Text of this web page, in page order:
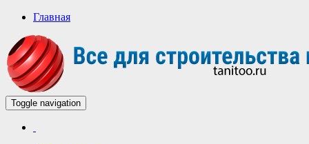
Главная
Строительный портал
Всё для строительства и ремонта
Toggle navigation